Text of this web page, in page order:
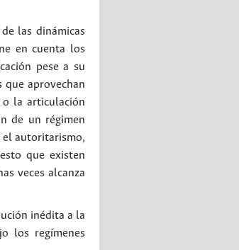
las dinámicas
en cuenta los
pese a su
aprovechan
o la articulación
de un régimen
el autoritarismo,
que existen
veces alcanza
inédita a la
los regímenes